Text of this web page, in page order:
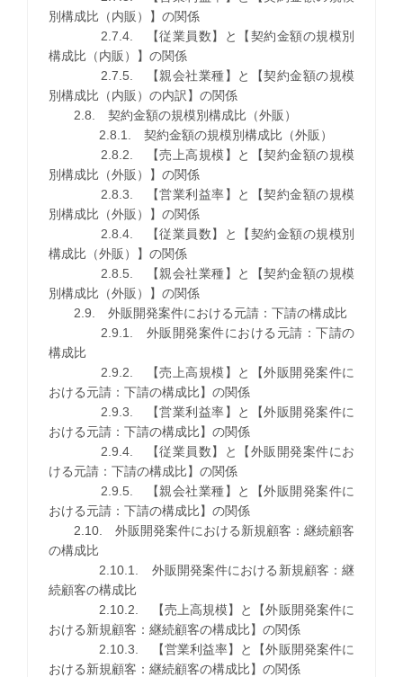
別構成比（内販）】の関係
2.7.4. 【従業員数】と【契約金額の規模別
構成比（内販）】の関係
2.7.5. 【親会社業種】と【契約金額の規模
別構成比（内販）の内訳】の関係
2.8. 契約金額の規模別構成比（外販）
2.8.1. 契約金額の規模別構成比（外販）
2.8.2. 【売上高規模】と【契約金額の規模
別構成比（外販）】の関係
2.8.3. 【営業利益率】と【契約金額の規模
別構成比（外販）】の関係
2.8.4. 【従業員数】と【契約金額の規模別
構成比（外販）】の関係
2.8.5. 【親会社業種】と【契約金額の規模
別構成比（外販）】の関係
2.9. 外販開発案件における元請：下請の構成比
2.9.1. 外販開発案件における元請：下請の
構成比
2.9.2. 【売上高規模】と【外販開発案件に
おける元請：下請の構成比】の関係
2.9.3. 【営業利益率】と【外販開発案件に
おける元請：下請の構成比】の関係
2.9.4. 【従業員数】と【外販開発案件にお
ける元請：下請の構成比】の関係
2.9.5. 【親会社業種】と【外販開発案件に
おける元請：下請の構成比】の関係
2.10. 外販開発案件における新規顧客：継続顧客
の構成比
2.10.1. 外販開発案件における新規顧客：継
続顧客の構成比
2.10.2. 【売上高規模】と【外販開発案件に
おける新規顧客：継続顧客の構成比】の関係
2.10.3. 【営業利益率】と【外販開発案件に
おける新規顧客：継続顧客の構成比】の関係